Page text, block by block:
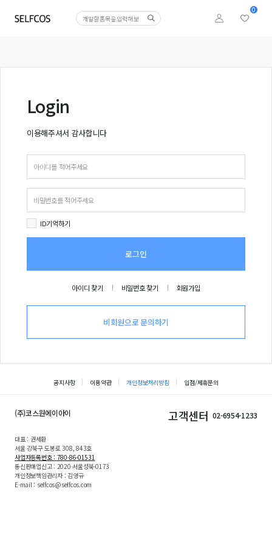
0
Login
이용해주셔서 감사합니다
ID기억하기
로그인
아이디 찾기 비밀번호 찾기 회원가입
비회원으로 문의하기
공지사항 이용약관 개인정보처리방침 입점/제휴문의
(주)코스원에이아이
대표 : 권세환
서울 강북구 도봉로 308, 843호
사업자등록번호 : 780-86-01531
통신판매업신고 : 2020-서울성북-0173
개인정보책임관리자 : 김영규
E-mail : selfcos@selfcos.com
고객센터 02-6954-1233